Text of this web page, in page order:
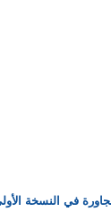
في النسخة